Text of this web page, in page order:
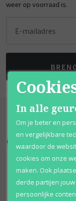
weer op voorraad is.
E-mailadres
Qshops Keurmerk
In alle
Om je beter en
en vergelijkbare
waardoor de
cookies om onze
maken. Ook
derde partijen
persoonlijke